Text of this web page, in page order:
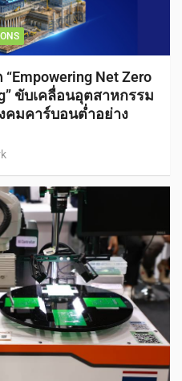
Net Zero
ขับเคลื่อนอุตสาหกรรม
คมคาร์บอนต่ำอย่าง